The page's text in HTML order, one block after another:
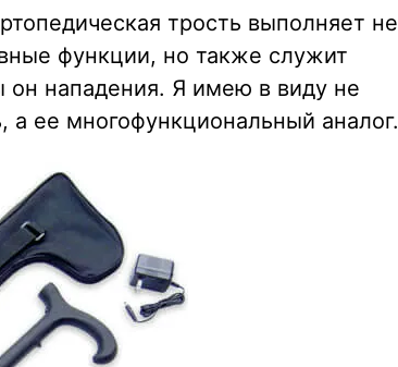
трость выполняет не
функции, но также служит
нападения. Я имею в виду не
а ее многофункциональный аналог.